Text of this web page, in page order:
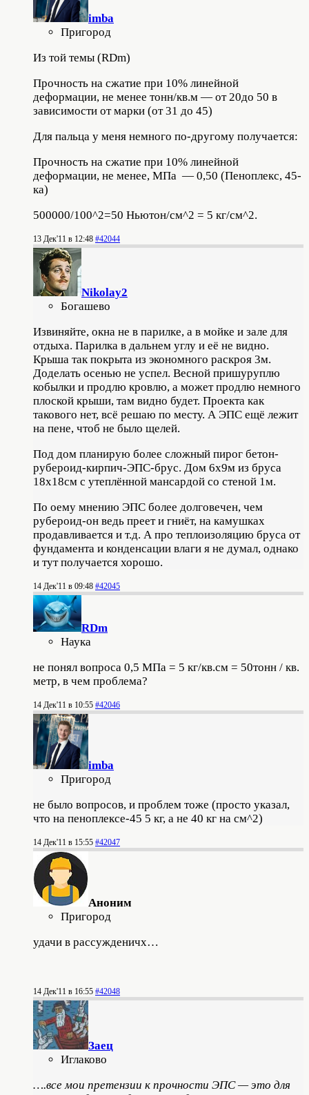
imba
Пригород
Из той темы (RDm)
Прочность на сжатие при 10% линейной
деформации, не менее тонн/кв.м — от 20до 50 в
зависимости от марки (от 31 до 45)
Для пальца у меня немного по-другому получается:
Прочность на сжатие при 10% линейной
деформации, не менее, МПа — 0,50 (Пеноплекс, 45-
ка)
500000/100^2=50 Ньютон/см^2 = 5 кг/см^2.
13 Дек'11 в 12:48 #42044
Nikolay2
Богашево
Извиняйте, окна не в парилке, а в мойке и зале для
отдыха. Парилка в дальнем углу и её не видно.
Крыша так покрыта из экономного раскроя 3м.
Доделать осенью не успел. Весной пришуруплю
кобылки и продлю кровлю, а может продлю немного
плоской крыши, там видно будет. Проекта как
такового нет, всё решаю по месту. А ЭПС ещё лежит
на пене, чтоб не было щелей.
Под дом планирую более сложный пирог бетон-
рубероид-кирпич-ЭПС-брус. Дом 6х9м из бруса
18х18см с утеплённой мансардой со стеной 1м.
По оему мнению ЭПС более долговечен, чем
рубероид-он ведь преет и гниёт, на камушках
продавливается и т.д. А про теплоизоляцию бруса от
фундамента и конденсации влаги я не думал, однако
и тут получается хорошо.
14 Дек'11 в 09:48 #42045
RDm
Наука
не понял вопроса 0,5 МПа = 5 кг/кв.см = 50тонн / кв.
метр, в чем проблема?
14 Дек'11 в 10:55 #42046
imba
Пригород
не было вопросов, и проблем тоже (просто указал,
что на пеноплексе-45 5 кг, а не 40 кг на см^2)
14 Дек'11 в 15:55 #42047
Аноним
Пригород
удачи в рассужденичх…
14 Дек'11 в 16:55 #42048
Заец
Иглаково
….все мои претензии к прочности ЭПС — это для